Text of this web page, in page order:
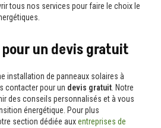
tous nos services pour faire le choix le
un devis gratuit
installation de panneaux solaires à
contacter pour un devis gratuit . Notre
des conseils personnalisés et à vous
énergétique. Pour plus
section dédiée auxentreprises de